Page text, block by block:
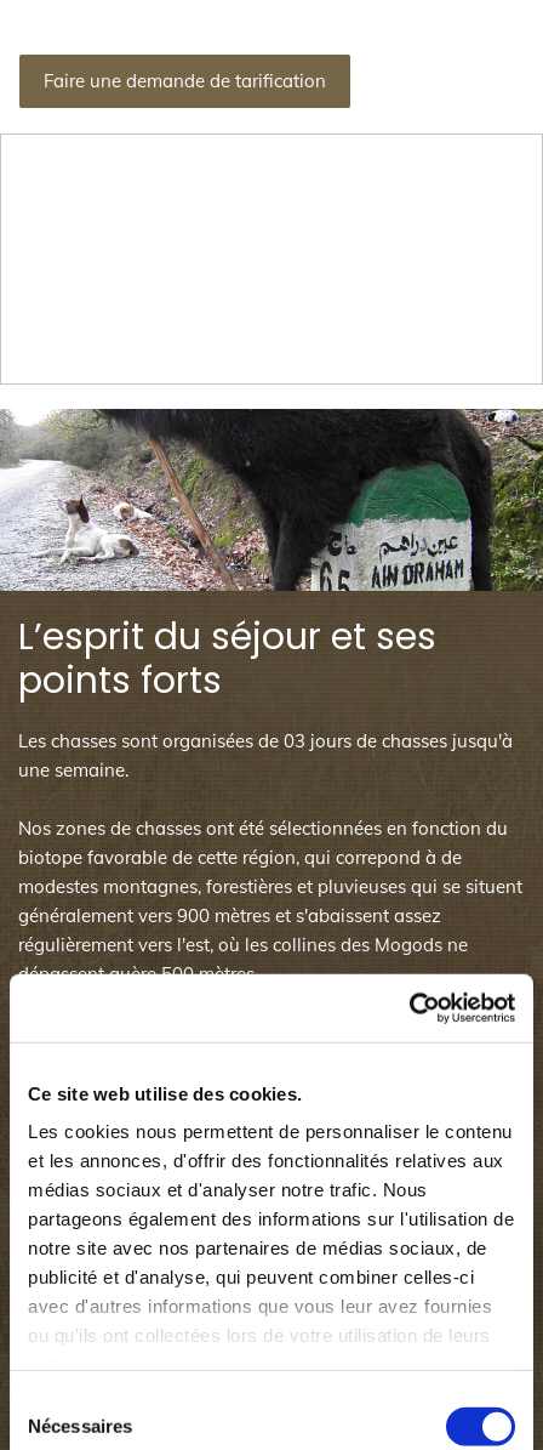
Ce site web utilise des cookies.
Les cookies nous permettent de personnaliser le contenu
et les annonces, d'offrir des fonctionnalités relatives aux
médias sociaux et d'analyser notre trafic. Nous
partageons également des informations sur l'utilisation de
notre site avec nos partenaires de médias sociaux, de
publicité et d'analyse, qui peuvent combiner celles-ci
avec d'autres informations que vous leur avez fournies
ou qu'ils ont collectées lors de votre utilisation de leurs
Nécessaires
Faire une demande de tarification
L’esprit du séjour et ses
points forts
Les chasses sont organisées de 03 jours de chasses jusqu'à
une semaine.
Nos zones de chasses ont été sélectionnées en fonction du
biotope favorable de cette région, qui correpond à de
modestes montagnes, forestières et pluvieuses qui se situent
généralement vers 900 mètres et s'abaissent assez
régulièrement vers l'est, où les collines des Mogods ne
dépassent guère 500 mètres.
Cette pluviosité explique aussi la remarquable couverture
Avec son sous-bois (arbousier, myrte, ciste), la forêt de
chênes-liéges est la plus étendue, devant celle de chênes
zéens, localisées dans les vallons humides, et celle de chêne
kermès, occupant les vallons les plus secs.
Ces vastes fôrets de chène-liège des Montagnes de
khroumirie constituent un habitat idéal pour les sangliers
qui y vivent en grand nombre.
Grace à une Algérie voisine où la chasse au sanglier n'est
naturelle monumentale, ce qui explique la quantité des
bêtes présentes sur nos territoires et surtout leur qualité,